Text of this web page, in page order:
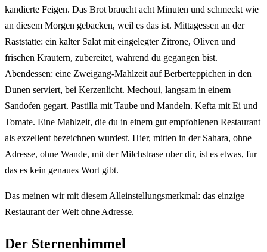
kandierte Feigen. Das Brot braucht acht Minuten und schmeckt wie
an diesem Morgen gebacken, weil es das ist. Mittagessen an der
Raststatte: ein kalter Salat mit eingelegter Zitrone, Oliven und
frischen Krautern, zubereitet, wahrend du gegangen bist.
Abendessen: eine Zweigang-Mahlzeit auf Berberteppichen in den
Dunen serviert, bei Kerzenlicht. Mechoui, langsam in einem
Sandofen gegart. Pastilla mit Taube und Mandeln. Kefta mit Ei und
Tomate. Eine Mahlzeit, die du in einem gut empfohlenen Restaurant
als exzellent bezeichnen wurdest. Hier, mitten in der Sahara, ohne
Adresse, ohne Wande, mit der Milchstrase uber dir, ist es etwas, fur
das es kein genaues Wort gibt.
Das meinen wir mit diesem Alleinstellungsmerkmal: das einzige
Restaurant der Welt ohne Adresse.
Der Sternenhimmel